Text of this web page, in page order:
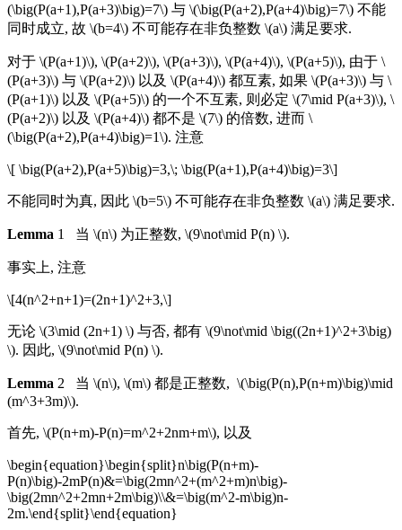
(\big(P(a+1),P(a+3)\big)=7\) 与 \(\big(P(a+2),P(a+4)\big)=7\) 不能
同时成立, 故 \(b=4\) 不可能存在非负整数 \(a\) 满足要求.
对于 \(P(a+1)\), \(P(a+2)\), \(P(a+3)\), \(P(a+4)\), \(P(a+5)\), 由于 \
(P(a+3)\) 与 \(P(a+2)\) 以及 \(P(a+4)\) 都互素, 如果 \(P(a+3)\) 与 \
(P(a+1)\) 以及 \(P(a+5)\) 的一个不互素, 则必定 \(7\mid P(a+3)\), \
(P(a+2)\) 以及 \(P(a+4)\) 都不是 \(7\) 的倍数, 进而 \
(\big(P(a+2),P(a+4)\big)=1\). 注意
\[ \big(P(a+2),P(a+5)\big)=3,\; \big(P(a+1),P(a+4)\big)=3\]
不能同时为真, 因此 \(b=5\) 不可能存在非负整数 \(a\) 满足要求.
Lemma 1 当 \(n\) 为正整数, \(9\not\mid P(n) \).
事实上, 注意
\[4(n^2+n+1)=(2n+1)^2+3,\]
无论 \(3\mid (2n+1) \) 与否, 都有 \(9\not\mid \big((2n+1)^2+3\big)
\). 因此, \(9\not\mid P(n) \).
Lemma 2 当 \(n\), \(m\) 都是正整数, \(\big(P(n),P(n+m)\big)\mid
(m^3+3m)\).
首先, \(P(n+m)-P(n)=m^2+2nm+m\), 以及
\begin{equation}\begin{split}n\big(P(n+m)-
P(n)\big)-2mP(n)&=\big(2mn^2+(m^2+m)n\big)-
\big(2mn^2+2mn+2m\big)\\&=\big(m^2-m\big)n-
2m.\end{split}\end{equation}